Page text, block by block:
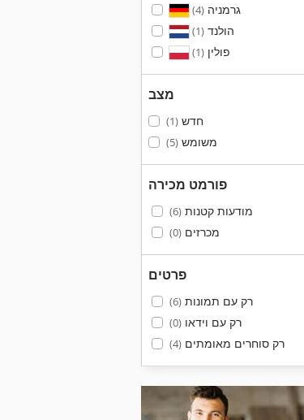
גרמניה(4)
הולנד(1)
פולין(1)
מצב
חדש(1)
משומש(5)
פורמט מכירה
מודעות קטנות(6)
מכרזים(0)
פרטים
רק עם תמונות(6)
רק עם וידאו(0)
רק סוחרים מאומתים(4)